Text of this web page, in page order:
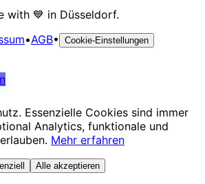
with 💙 in Düsseldorf.
•AGB• Cookie-Einstellungen
Essenzielle Cookies sind immer
Analytics, funktionale und
Mehr erfahren
Alle akzeptieren